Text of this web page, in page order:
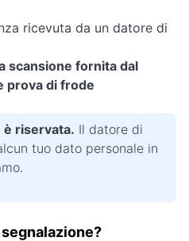
ricevuta da un datore di
scansione fornita dal
prova di frode
è riservata. Il datore di
tuo dato personale in